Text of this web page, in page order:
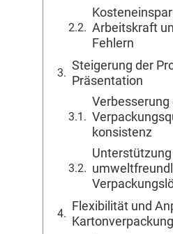
Arbeitskraft
Fehlern
Steigerung der
Präsentation
Verbesserung
konsistenz
Unterstützung
Flexibilität und